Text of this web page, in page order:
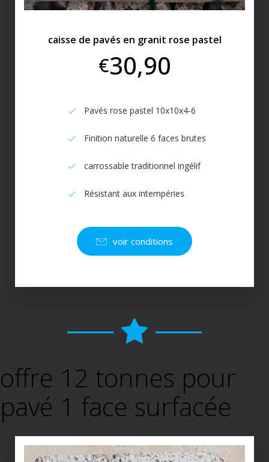
caisse de pavés en granit rose pastel
€30,90
Pavés rose pastel 10x10x4-6
Finition naturelle 6 faces brutes
carrossable traditionnel ingélif
Résistant aux intempéries
voir conditions
offre 12 tonnes pour
pavé 1 face surfacée